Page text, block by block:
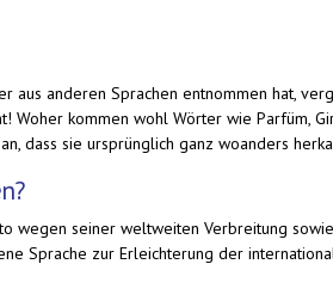
aus anderen Sprachen entnommen hat,
Woher kommen wohl Wörter wie Parfüm,
dass sie ursprünglich ganz woanders
wegen seiner weltweiten Verbreitung
Sprache zur Erleichterung der